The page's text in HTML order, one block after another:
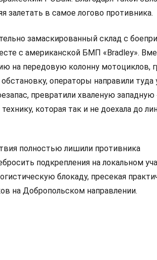
залетать в самое логово противника.
замаскированный склад с
с американской БМП «Bradley».
на передовую колонну мотоциклов,
операторы направили туда
превратили хваленую западную
которая так и не доехала до
полностью лишили противника
подкрепления на локальном
блокаду, пресекая
на Добропольском направлении.